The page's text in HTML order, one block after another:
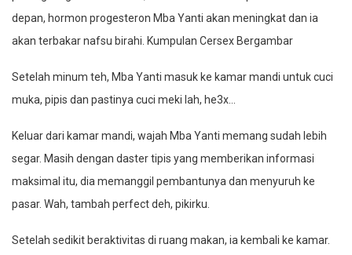
depan, hormon progesteron Mba Yanti akan meningkat dan ia
akan terbakar nafsu birahi. Kumpulan Cersex Bergambar
Setelah minum teh, Mba Yanti masuk ke kamar mandi untuk cuci
muka, pipis dan pastinya cuci meki lah, he3x…
Keluar dari kamar mandi, wajah Mba Yanti memang sudah lebih
segar. Masih dengan daster tipis yang memberikan informasi
maksimal itu, dia memanggil pembantunya dan menyuruh ke
pasar. Wah, tambah perfect deh, pikirku.
Setelah sedikit beraktivitas di ruang makan, ia kembali ke kamar.